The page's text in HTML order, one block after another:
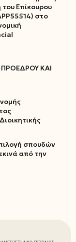
Επίκουρου
στο
ΚΑΙ
σπουδών
από την